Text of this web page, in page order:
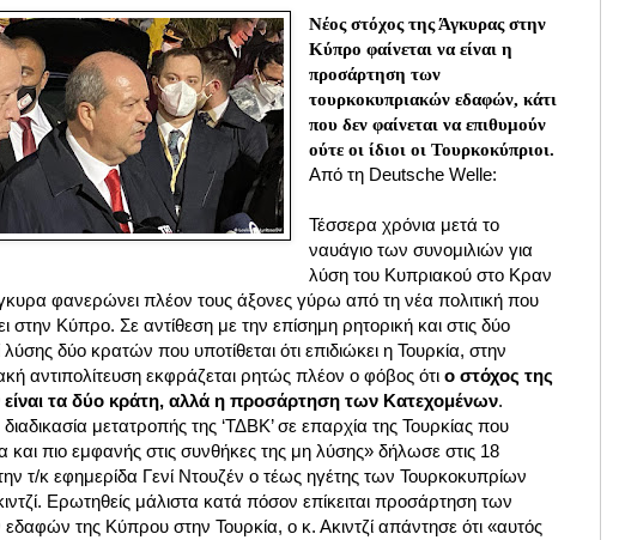
Νέος στόχος της Άγκυρας στην
Κύπρο φαίνεται να είναι η
προσάρτηση των
τουρκοκυπριακών εδαφών, κάτι
που δεν φαίνεται να επιθυμούν
ούτε οι ίδιοι οι Τουρκοκύπριοι.
Από τη Deutsche Welle:
Τέσσερα χρόνια μετά το
ναυάγιο των συνομιλιών για
λύση του Κυπριακού στο Κραν
φανερώνει πλέον τους άξονες γύρω από τη νέα πολιτική που
στην Κύπρο. Σε αντίθεση με την επίσημη ρητορική και στις δύο
δύο κρατών που υποτίθεται ότι επιδιώκει η Τουρκία, στην
αντιπολίτευση εκφράζεται ρητώς πλέον ο φόβος ότι ο στόχος της
τα δύο κράτη, αλλά η προσάρτηση των Κατεχομένων.
μετατροπής της ‘ΤΔΒΚ’ σε επαρχία της Τουρκίας που
και πιο εμφανής στις συνθήκες της μη λύσης» δήλωσε στις 18
τ/κ εφημερίδα Γενί Ντουζέν ο τέως ηγέτης των Τουρκοκυπρίων
Ερωτηθείς μάλιστα κατά πόσον επίκειται προσάρτηση των
της Κύπρου στην Τουρκία, ο κ. Ακιντζί απάντησε ότι «αυτός